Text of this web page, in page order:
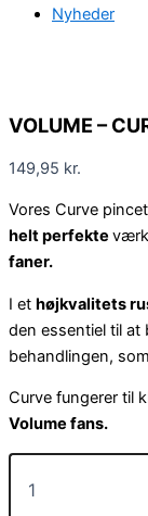
Nyheder
VOLUME –
149,95 kr.
Vores Curve
helt perfekte
faner.
I et højkvalitets
den essentiel til at
behandlingen,
Curve fungerer til
Volume fans.